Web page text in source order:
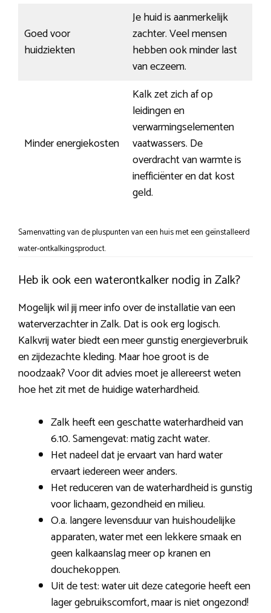
Goed voor
huidziekten
Je huid is aanmerkelijk
zachter. Veel mensen
hebben ook minder last
van eczeem.
Minder energiekosten
Kalk zet zich af op
leidingen en
verwarmingselementen
vaatwassers. De
overdracht van warmte is
inefficiënter en dat kost
geld.
Samenvatting van de pluspunten van een huis met een geïnstalleerd
water-ontkalkingsproduct.
Heb ik ook een waterontkalker nodig in Zalk?
Mogelijk wil jij meer info over de installatie van een
waterverzachter in Zalk. Dat is ook erg logisch.
Kalkvrij water biedt een meer gunstig energieverbruik
en zijdezachte kleding. Maar hoe groot is de
noodzaak? Voor dit advies moet je allereerst weten
hoe het zit met de huidige waterhardheid.
Zalk heeft een geschatte waterhardheid van
6.10. Samengevat: matig zacht water.
Het nadeel dat je ervaart van hard water
ervaart iedereen weer anders.
Het reduceren van de waterhardheid is gunstig
voor lichaam, gezondheid en milieu.
O.a. langere levensduur van huishoudelijke
apparaten, water met een lekkere smaak en
geen kalkaanslag meer op kranen en
douchekoppen.
Uit de test: water uit deze categorie heeft een
lager gebruikscomfort, maar is niet ongezond!